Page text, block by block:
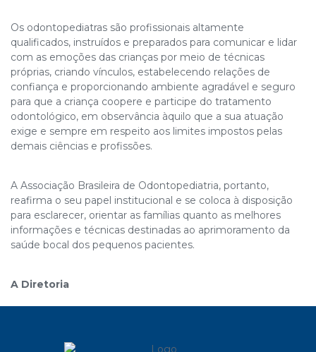
Os odontopediatras são profissionais altamente
qualificados, instruídos e preparados para comunicar e lidar
com as emoções das crianças por meio de técnicas
próprias, criando vínculos, estabelecendo relações de
confiança e proporcionando ambiente agradável e seguro
para que a criança coopere e participe do tratamento
odontológico, em observância àquilo que a sua atuação
exige e sempre em respeito aos limites impostos pelas
demais ciências e profissões.
A Associação Brasileira de Odontopediatria, portanto,
reafirma o seu papel institucional e se coloca à disposição
para esclarecer, orientar as famílias quanto as melhores
informações e técnicas destinadas ao aprimoramento da
saúde bocal dos pequenos pacientes.
A Diretoria